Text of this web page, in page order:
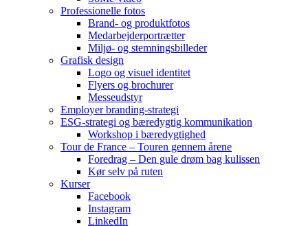
Professionelle fotos
Brand- og produktfotos
Medarbejderportrætter
Miljø- og stemningsbilleder
Grafisk design
Logo og visuel identitet
Flyers og brochurer
Messeudstyr
Employer branding-strategi
ESG-strategi og bæredygtig kommunikation
Workshop i bæredygtighed
Tour de France – Touren gennem årene
Foredrag – Den gule drøm bag kulissen
Kør selv på ruten
Kurser
Facebook
Instagram
LinkedIn